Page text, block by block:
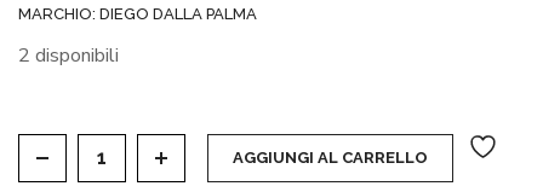
MARCHIO: DIEGO DALLA PALMA
2 disponibili
OCCHI - POLVERE COMPATTA SATIN PEARL -
AGGIUNGI AL CARRELLO